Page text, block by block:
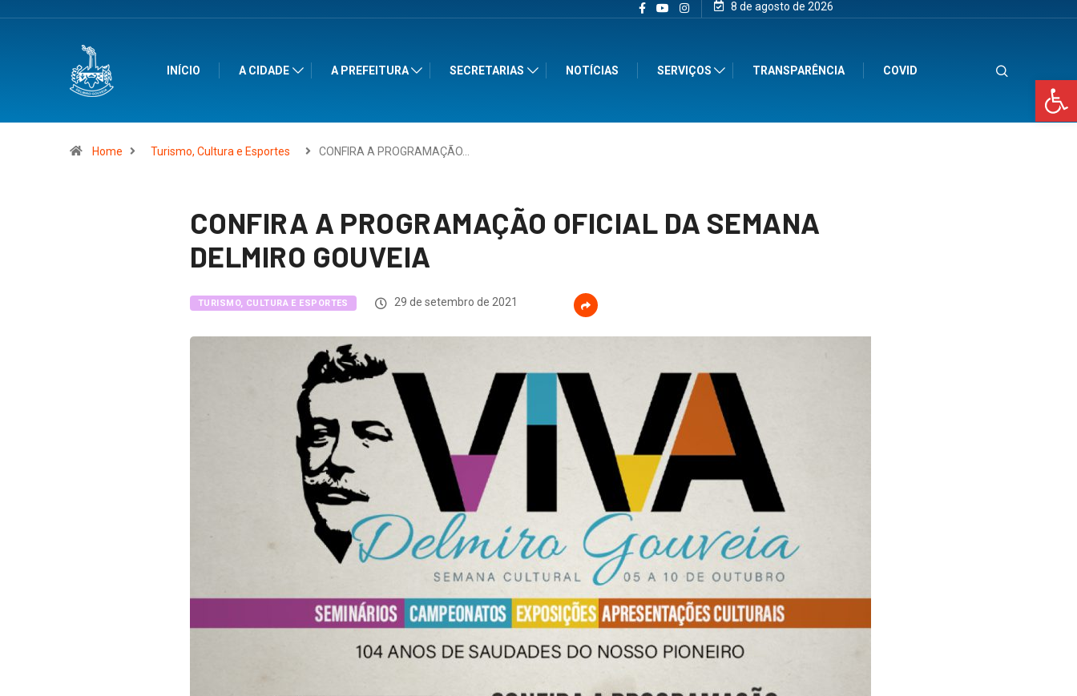
8 de agosto de 2026
INÍCIO A CIDADE A PREFEITURA SECRETARIAS NOTÍCIAS SERVIÇOS TRANSPARÊNCIA COVID
Home Turismo, Cultura e Esportes CONFIRA A PROGRAMAÇÃO…
CONFIRA A PROGRAMAÇÃO OFICIAL DA SEMANA
DELMIRO GOUVEIA
TURISMO, CULTURA E ESPORTES 29 de setembro de 2021